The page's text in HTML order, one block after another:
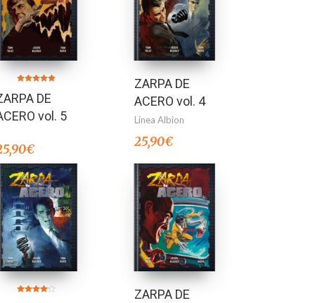
5.00
de 5
DE
vol. 5
€
ZARPA DE
ACERO vol. 4
Línea Albion
25,90€
ZARPA DE